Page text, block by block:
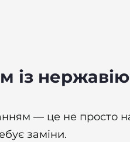
із
— це не просто
заміни.